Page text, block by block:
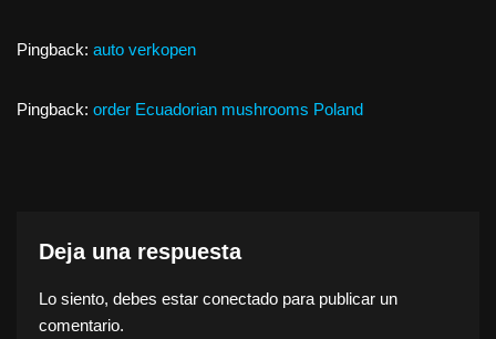
Pingback: auto verkopen
Pingback: order Ecuadorian mushrooms Poland
Deja una respuesta
Lo siento, debes estar conectado para publicar un
comentario.